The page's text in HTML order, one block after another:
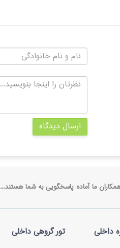
ارسال دیدگاه
ما آماده پاسخگویی به شما هستند...
داخلی تور گروهی داخلی